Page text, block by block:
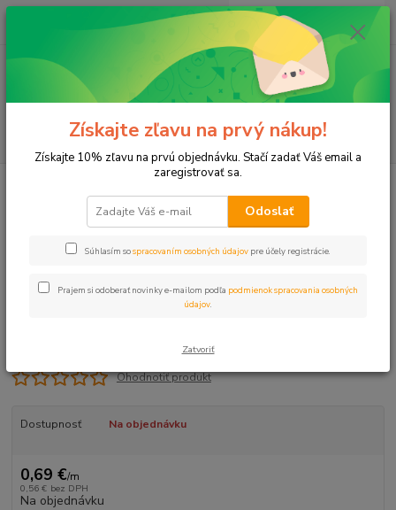
Menu
(Po-Pia, 8-17 hod.)
ks
za0 €
Hadica C 20mm x 2 PN06 LDPE
Hadica C 20mm x 2 PN06 LDPE
Ohodnotiť produkt
Dostupnosť Na objednávku
0,69 €/m
0,56 € bez DPH
Na objednávku
Získajte zľavu na prvý nákup!
Získajte 10% zľavu na prvú objednávku. Stačí zadať Váš email a
zaregistrovať sa.
Odoslať
Súhlasím sospracovaním osobných údajov pre účely registrácie.
Prajem si odoberať novinky e-mailom podľa podmienok spracovania osobných
údajov
Zatvoriť